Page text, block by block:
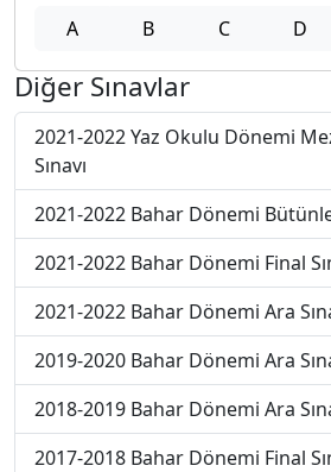
A B C D
Diğer Sınavlar
2021-2022 Yaz Okulu Dönemi
Sınavı
2021-2022 Bahar Dönemi
2021-2022 Bahar Dönemi Final
2021-2022 Bahar Dönemi Ara
2019-2020 Bahar Dönemi Ara
2018-2019 Bahar Dönemi Ara
2017-2018 Bahar Dönemi Final